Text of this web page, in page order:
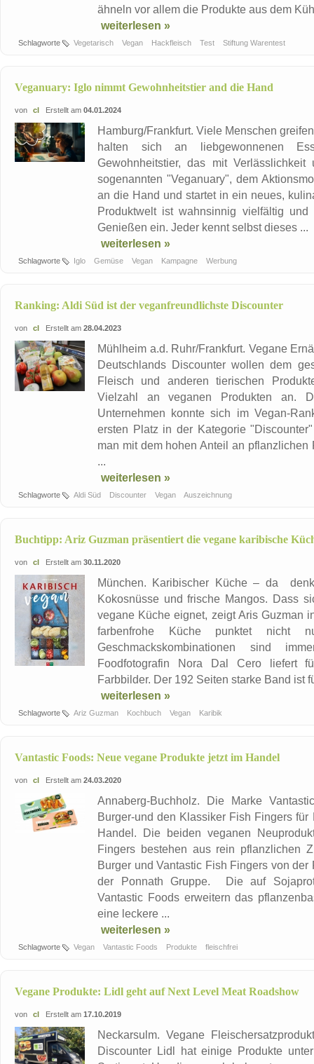
ähneln vor allem die Produkte aus dem
weiterlesen »
Schlagworte Vegetarisch Vegan Hackfleisch Test Stiftung Warentest
Veganuary: Iglo nimmt Gewohnheitstier and die Hand
von cl Erstellt am 04.01.2024
Hamburg/Frankfurt. Viele Menschen
halten sich an liebgewonnenen
Gewohnheitstier, das mit
sogenannten "Veganuary", dem
an die Hand und startet in ein neues,
Produktwelt ist wahnsinnig vielfältig
Genießen ein. Jeder kennt selbst dieses ...
weiterlesen »
Schlagworte Iglo Gemüse Vegan Kampagne Werbung
Ranking: Aldi Süd ist der veganfreundlichste Discounter
von cl Erstellt am 28.04.2023
Mühlheim a.d. Ruhr/Frankfurt. Vegane
Deutschlands Discounter wollen dem
Fleisch und anderen tierischen
Vielzahl an veganen Produkten an.
Unternehmen konnte sich im Vegan-
ersten Platz in der Kategorie
man mit dem hohen Anteil an
...
weiterlesen »
Schlagworte Aldi Süd Discounter Vegan Auszeichnung
Buchtipp: Ariz Guzman präsentiert die vegane karibische
von cl Erstellt am 30.11.2020
München. Karibischer Küche – da
Kokosnüsse und frische Mangos. Dass
vegane Küche eignet, zeigt Aris Guzman
farbenfrohe Küche punktet nicht
Geschmackskombinationen sind
Foodfotografin Nora Dal Cero liefert
Farbbilder. Der 192 Seiten starke Band ist
weiterlesen »
Schlagworte Ariz Guzman Kochbuch Vegan Karibik
Vantastic Foods: Neue vegane Produkte jetzt im Handel
von cl Erstellt am 24.03.2020
Annaberg-Buchholz. Die Marke
Burger-und den Klassiker Fish Fingers
Handel. Die beiden veganen
Fingers bestehen aus rein pflanzlichen
Burger und Vantastic Fish Fingers von
der Ponnath Gruppe. Die auf
Vantastic Foods erweitern das
eine leckere ...
weiterlesen »
Schlagworte Vegan Vantastic Foods Produkte fleischfrei
Vegane Produkte: Lidl geht auf Next Level Meat Roadshow
von cl Erstellt am 17.10.2019
Neckarsulm. Vegane
Discounter Lidl hat einige Produkte